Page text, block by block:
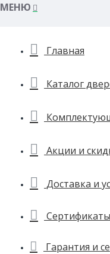
МЕНЮ
Главная
Каталог
Акции и
Доставка и
Сертификаты
Гарантия и